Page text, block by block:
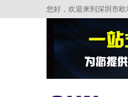
您好，欢迎来到深圳市欧